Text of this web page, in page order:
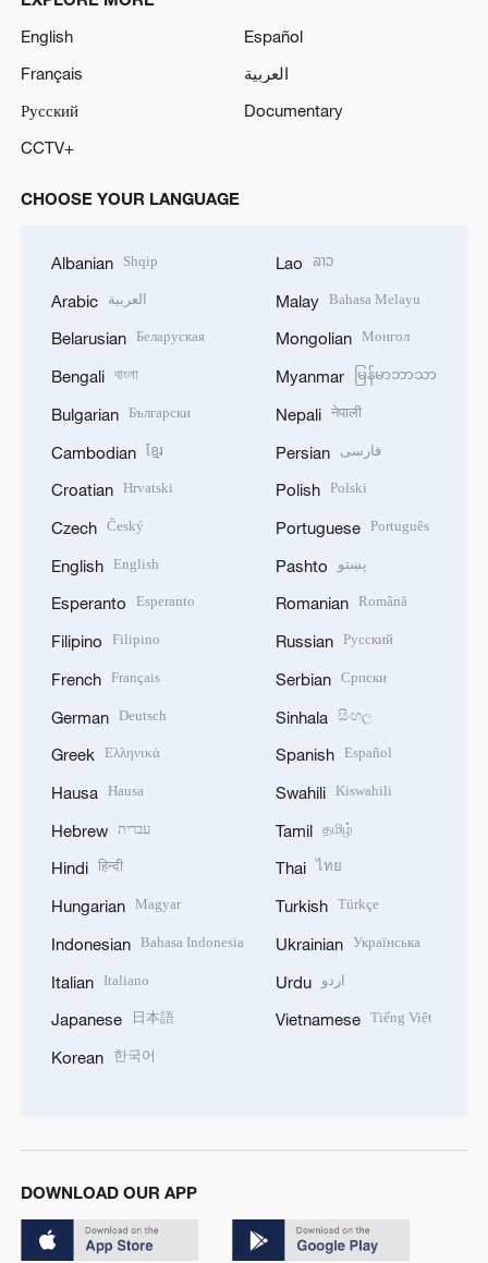
English
Español
Français
العربية
Русский
Documentary
CCTV+
CHOOSE YOUR LANGUAGE
Albanian Shqip
Arabic العربية
Belarusian Беларуская
Bengali বাংলা
Bulgarian Български
Cambodian ខ្មែរ
Croatian Hrvatski
Czech Český
English English
Esperanto Esperanto
Filipino Filipino
French Français
German Deutsch
Greek Ελληνικά
Hausa Hausa
Hebrew עברית
Hindi हिन्दी
Hungarian Magyar
Indonesian Bahasa Indonesia
Italian Italiano
Japanese 日本語
Korean 한국어
Lao ລາວ
Malay Bahasa Melayu
Mongolian Монгол
Myanmar မြန်မာဘာသာ
Nepali नेपाली
Persian فارسی
Polish Polski
Portuguese Português
Pashto پښتو
Romanian Română
Russian Русский
Serbian Српски
Sinhala සිංහල
Spanish Español
Swahili Kiswahili
Tamil தமிழ்
Thai ไทย
Turkish Türkçe
Ukrainian Українська
Urdu اردو
Vietnamese Tiếng Việt
DOWNLOAD OUR APP